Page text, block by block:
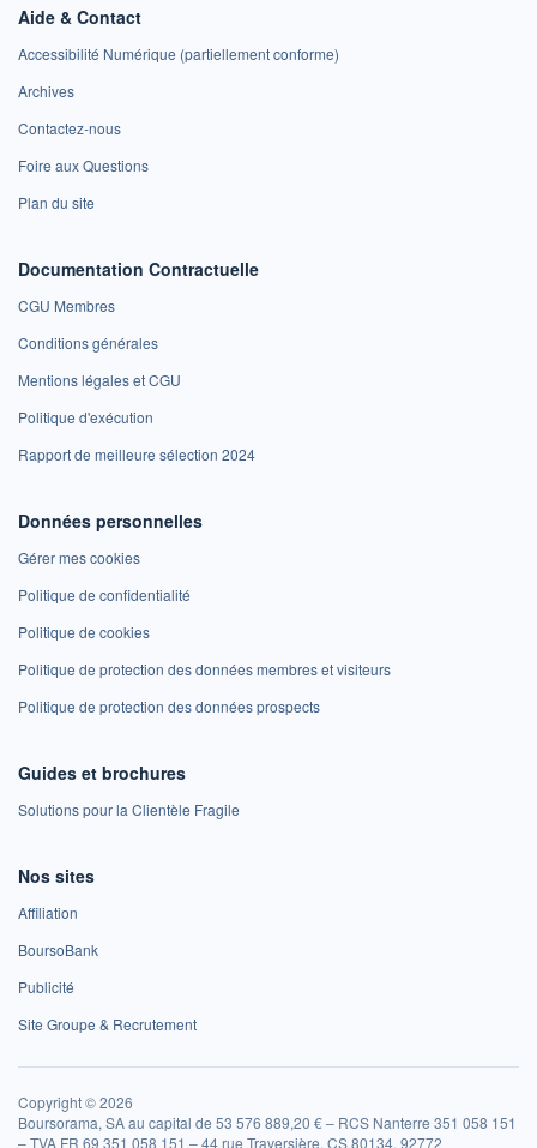
Aide & Contact
Accessibilité Numérique (partiellement conforme)
Archives
Contactez-nous
Foire aux Questions
Plan du site
Documentation Contractuelle
CGU Membres
Conditions générales
Mentions légales et CGU
Politique d'exécution
Rapport de meilleure sélection 2024
Données personnelles
Gérer mes cookies
Politique de confidentialité
Politique de cookies
Politique de protection des données membres et visiteurs
Politique de protection des données prospects
Guides et brochures
Solutions pour la Clientèle Fragile
Nos sites
Affiliation
BoursoBank
Publicité
Site Groupe & Recrutement
Copyright © 2026
Boursorama, SA au capital de 53 576 889,20 € – RCS Nanterre 351 058 151
– TVA FR 69 351 058 151 – 44 rue Traversière, CS 80134, 92772